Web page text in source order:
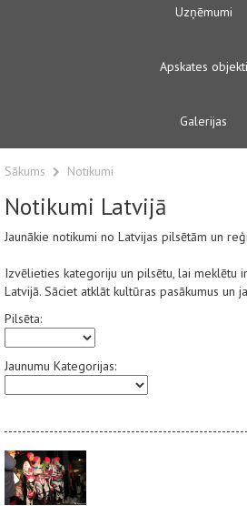
Uzņēmumi
Apskates objekti
Galerijas
Sākums Notikumi
Notikumi Latvijā
Jaunākie notikumi no Latvijas pilsētām un
Izvēlieties kategoriju un pilsētu, lai meklētu
Latvijā. Sāciet atklāt kultūras pasākumus un
Pilsēta:
Jaunumu Kategorijas: